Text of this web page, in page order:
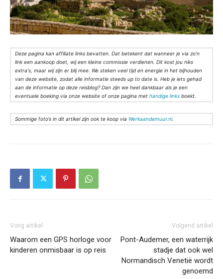
Deze pagina kan affiliate links bevatten. Dat betekent dat wanneer je via zo’n
link een aankoop doet, wij een kleine commissie verdienen. Dit kost jou niks
extra's, maar wij zijn er blij mee. We steken veel tijd en energie in het bijhouden
van deze website, zodat alle informatie steeds up to date is. Heb je iets gehad
aan de informatie op deze reisblog? Dan zijn we heel dankbaar als je een
eventuele boeking via onze website of onze pagina met handige links boekt.
Sommige foto’s in dit artikel zijn ook te koop via Werkaandemuur.nl.
Vorig artikel
Waarom een GPS horloge voor
kinderen onmisbaar is op reis
Volgend artikel
Pont-Audemer, een waterrijk
stadje dat ook wel
Normandisch Venetië wordt
genoemd